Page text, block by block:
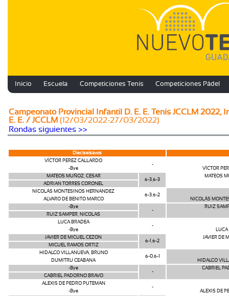
Inicio Escuela Competiciones Tenis Competiciones Pádel
Campeonato Provincial Infantil D. E. E. Tenis JCCLM
E. E. / JCCLM (12/03/2022-27/03/2022)
Rondas siguientes >>
Dieciseisavos
VÍCTOR PEREZ GALLARDO
-
VÍCTOR
-Bye
MATEOS MUÑOZ, CESAR
6-3,6-3
MATEOS
ADRIAN TORRES CORONEL
NICOLÁS MONTESINOS HERNANDEZ
6-3,6-2
NICOLÁS
ALVARO DE BENITO MARCO
-Bye
-
RUIZ
RUIZ SAMPER, NICOLAS
LUCA BRADEA
-
LUCA
-Bye
JAVIER DE MIGUEL CEZON
6-1,6-2
JAVIER DE
MIGUEL RAMOS ORTIZ
HIDALGO VILLANUEVA, BRUNO
6-0,6-1
HIDALGO
DUMITRU GEABANA
-Bye
-
GABRIEL
GABRIEL PADORNO BRAVO
ALEXIS DE PEDRO PUTEMAN
-
ALEXIS DE
-Bye